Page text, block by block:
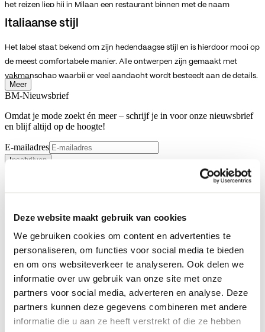
Deze website maakt gebruik van cookies
We gebruiken cookies om content en advertenties te
personaliseren, om functies voor social media te bieden
en om ons websiteverkeer te analyseren. Ook delen we
informatie over uw gebruik van onze site met onze
partners voor social media, adverteren en analyse. Deze
partners kunnen deze gegevens combineren met andere
informatie die u aan ze heeft verstrekt of die ze hebben
het reizen liep hij in Milaan een restaurant binnen met de naam
Giacomo. Hij was erg geïntrigeerd door de naam. Het label Giacomo is
1725 in Venetië. Inmiddels is Giacomo uitgegroeid tot een betrouwbaar
jassen merk dat mooie modieuze jassen op de markt brengt.
Italiaanse stijl
Het label staat bekend om zijn hedendaagse stijl en is hierdoor mooi op
de meest comfortabele manier. Alle ontwerpen zijn gemaakt met
vakmanschap waarbij er veel aandacht wordt besteedt aan de details.
Giacomo heeft jassen met de hoogste kwaliteit en een perfecte
mantelsstaan bekend om het opvallende kleur- en materiaal gebruik.
Het merk heeft voor iedere stijlbewuste vrouw een jas die perfect bij
haar past. Hoewel de jassen van Giacomo een stoere uitstraling
hebben, zijn ze ook perfect te combineren voor elke gelegenheid;
zakelijk, feestelijk of lekker casual! De modellen hebben allemaal luxe
van een standaard jas en kies jij liever voor een modieuze, stoere en
opvallende jas? Dan is Giacomo jouw merk!
Meer
BM-Nieuwsbrief
Omdat je mode zoekt én meer – schrijf je in voor onze nieuwsbrief
en blijf altijd op de hoogte!
E-mailadres
Inschrijven